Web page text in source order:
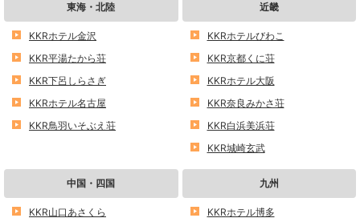
東海・北陸
KKRホテル金沢
KKR平湯たから荘
KKR下呂しらさぎ
KKRホテル名古屋
KKR鳥羽いそぶえ荘
近畿
KKRホテルびわこ
KKR京都くに荘
KKRホテル大阪
KKR奈良みかさ荘
KKR白浜美浜荘
KKR城崎玄武
中国・四国
KKR山口あさくら
九州
KKRホテル博多